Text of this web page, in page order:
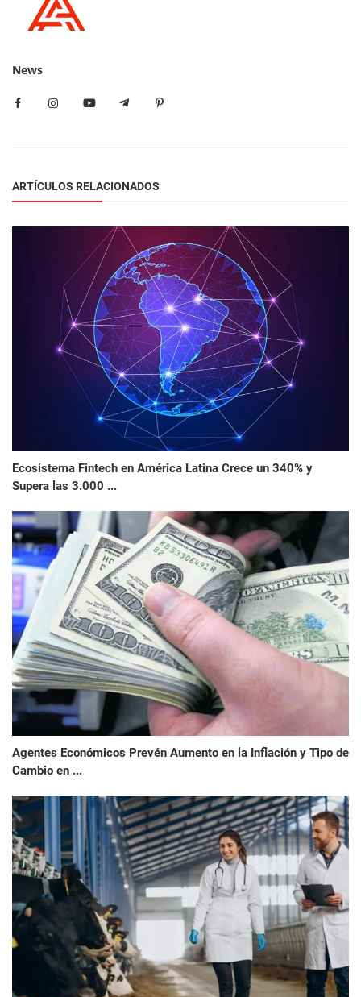
News
ARTÍCULOS RELACIONADOS
Ecosistema Fintech en América Latina Crece un 340% y
Supera las 3.000 ...
Agentes Económicos Prevén Aumento en la Inflación y Tipo de
Cambio en ...